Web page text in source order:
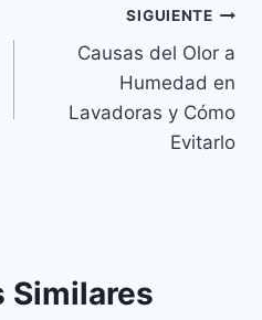
SIGUIENTE
Causas del Olor a
Humedad en
Lavadoras y Cómo
Evitarlo
Similares